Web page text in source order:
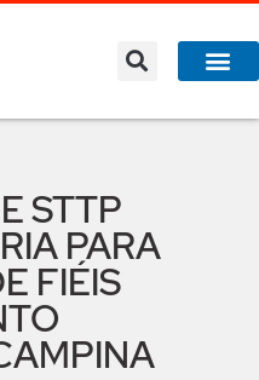
STTP
PARA
FIÉIS